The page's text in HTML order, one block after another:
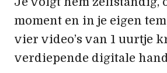
moment en in je eigen
vier video’s van 1 uurtje
verdiepende digitale